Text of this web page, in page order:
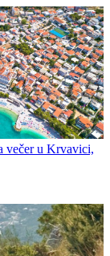
večer u Krvavici,